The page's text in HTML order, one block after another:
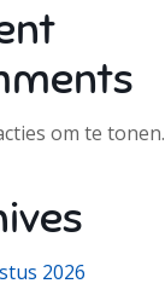
om te tonen.
2026